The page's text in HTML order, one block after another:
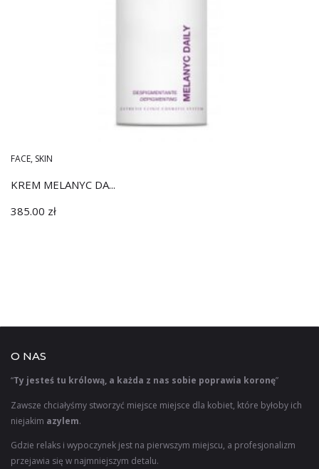
FACE, SKIN
KREM MELANYC DA...
385.00 zł
O NAS
“Ty jesteś tu królową, a każda z nas sobie poprawia koronę”
Zawsze chciałyśmy stworzyć miejsce miejsce dla kobiet, które byłoby ich
niejakim azylem.
Gdzie relaks i wypoczynek jest na pierwszym miejscu, a profesjonalizm
przejawia się w najmniejszym detalu.